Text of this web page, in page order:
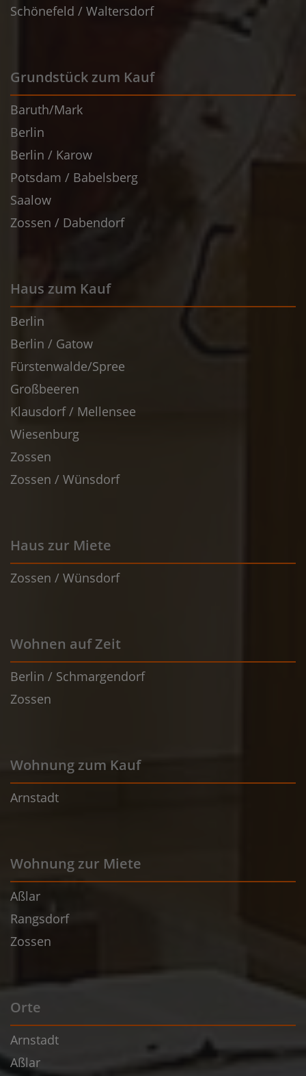
Schönefeld / Waltersdorf
Grundstück zum Kauf
Baruth/Mark
Berlin
Berlin / Karow
Potsdam / Babelsberg
Saalow
Zossen / Dabendorf
Haus zum Kauf
Berlin
Berlin / Gatow
Fürstenwalde/Spree
Großbeeren
Klausdorf / Mellensee
Wiesenburg
Zossen
Zossen / Wünsdorf
Haus zur Miete
Zossen / Wünsdorf
Wohnen auf Zeit
Berlin / Schmargendorf
Zossen
Wohnung zum Kauf
Arnstadt
Wohnung zur Miete
Aßlar
Rangsdorf
Zossen
Orte
Arnstadt
Aßlar